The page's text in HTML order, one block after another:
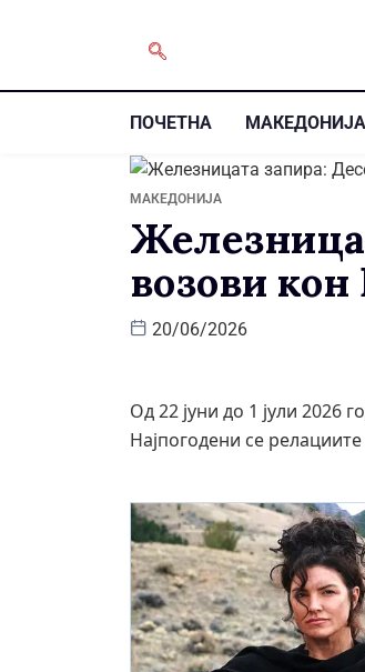
ПОЧЕТНА МАКЕДОНИЈА
МАКЕДОНИЈА
возови кон
20/06/2026
Од 22 јуни до 1 јули 2026
Најпогодени се